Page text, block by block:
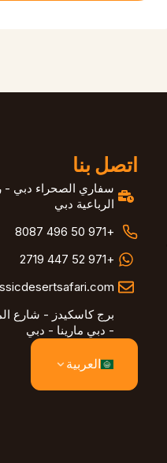
اتصل بنا
سفاري الصحراء دبي -
الرباعية دبي
+971 50 496 8087
+971 52 447 2719
برج كاسكيدز - شارع
- دبي مارينا - دبي
العربية